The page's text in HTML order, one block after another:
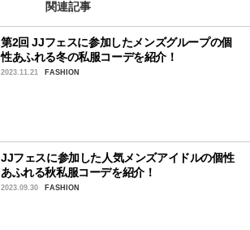
関連記事
第2回 JJフェスに参加したメンズグループの個
性あふれる冬の私服コーデを紹介！
2023.11.21 FASHION
JJフェスに参加した人気メンズアイドルの個性
あふれる秋私服コーデを紹介！
2023.09.30 FASHION